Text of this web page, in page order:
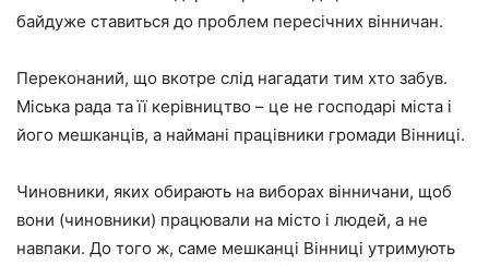
байдуже ставиться до проблем пересічних вінничан.
Переконаний, що вкотре слід нагадати тим хто забув.
Міська рада та її керівництво – це не господарі міста і
його мешканців, а наймані працівники громади Вінниці.
Чиновники, яких обирають на виборах вінничани, щоб
вони (чиновники) працювали на місто і людей, а не
навпаки. До того ж, саме мешканці Вінниці утримують